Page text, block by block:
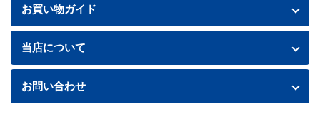
お買い物ガイド
お買い物ガイド
送料・配送について
お支払い方法
当店について
特定商取引法に基づく表記
お問い合わせ